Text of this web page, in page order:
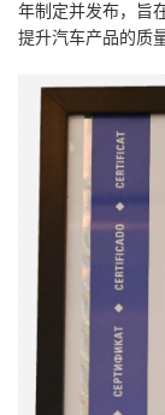
年制定并发布，旨
提升汽车产品的质